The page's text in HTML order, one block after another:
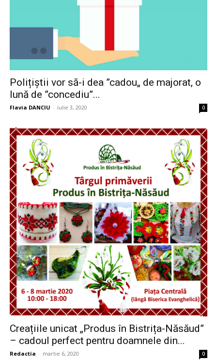
Polițiștii vor să-i dea ”cadou„ de majorat, o
lună de ”concediu”...
Flavia DANCIU - iulie 3, 2020 0
Creațiile unicat „Produs în Bistrița-Năsăud”
– cadoul perfect pentru doamnele din...
Redactia - martie 6, 2020 0